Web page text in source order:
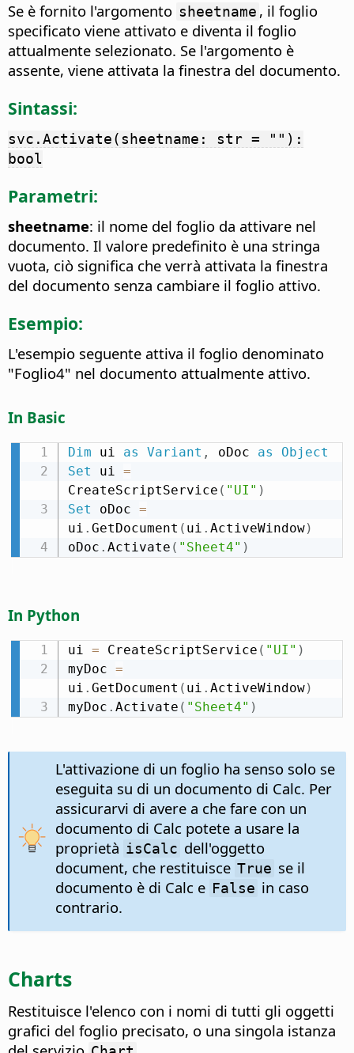
Se è fornito l'argomento sheetname , il foglio
specificato viene attivato e diventa il foglio
attualmente selezionato. Se l'argomento è
assente, viene attivata la finestra del documento.
Sintassi:
svc.Activate(sheetname: str = ""):
bool
Parametri:
sheetname: il nome del foglio da attivare nel
documento. Il valore predefinito è una stringa
vuota, ciò significa che verrà attivata la finestra
del documento senza cambiare il foglio attivo.
Esempio:
L'esempio seguente attiva il foglio denominato
"Foglio4" nel documento attualmente attivo.
In Basic
Dim ui as Variant , oDoc as
Object
Set ui =
CreateScriptService ( "UI" )
Set oDoc =
ui . GetDocument ( ui . ActiveWindow)
oDoc . Activate ( "Sheet4" )
In Python
ui = CreateScriptService ( "UI" )
myDoc =
ui . GetDocument ( ui . ActiveWindow)
myDoc . Activate ( "Sheet4" )
L'attivazione di un foglio ha senso solo se
eseguita su di un documento di Calc. Per
assicurarvi di avere a che fare con un
documento di Calc potete a usare la
proprietà isCalc dell'oggetto
document, che restituisce True se il
documento è di Calc e False in caso
contrario.
Charts
Restituisce l'elenco con i nomi di tutti gli oggetti
grafici del foglio precisato, o una singola istanza